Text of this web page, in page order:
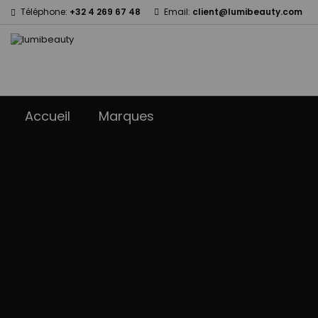
Téléphone: +32 4 269 67 48 Email: client@lumibeauty.com
Accueil Marques